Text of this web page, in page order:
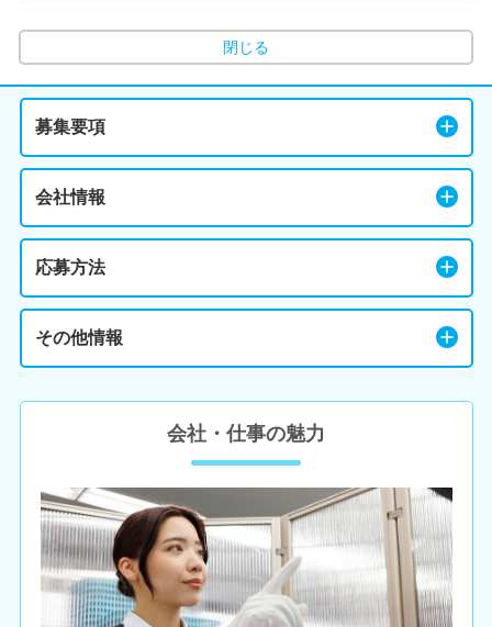
閉じる
募集要項
会社情報
応募方法
その他情報
会社・仕事の魅力